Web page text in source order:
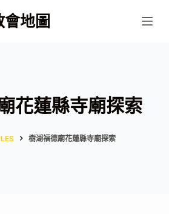
地圖
花蓮縣寺廟探索
樹湖福德廟花蓮縣寺廟探索